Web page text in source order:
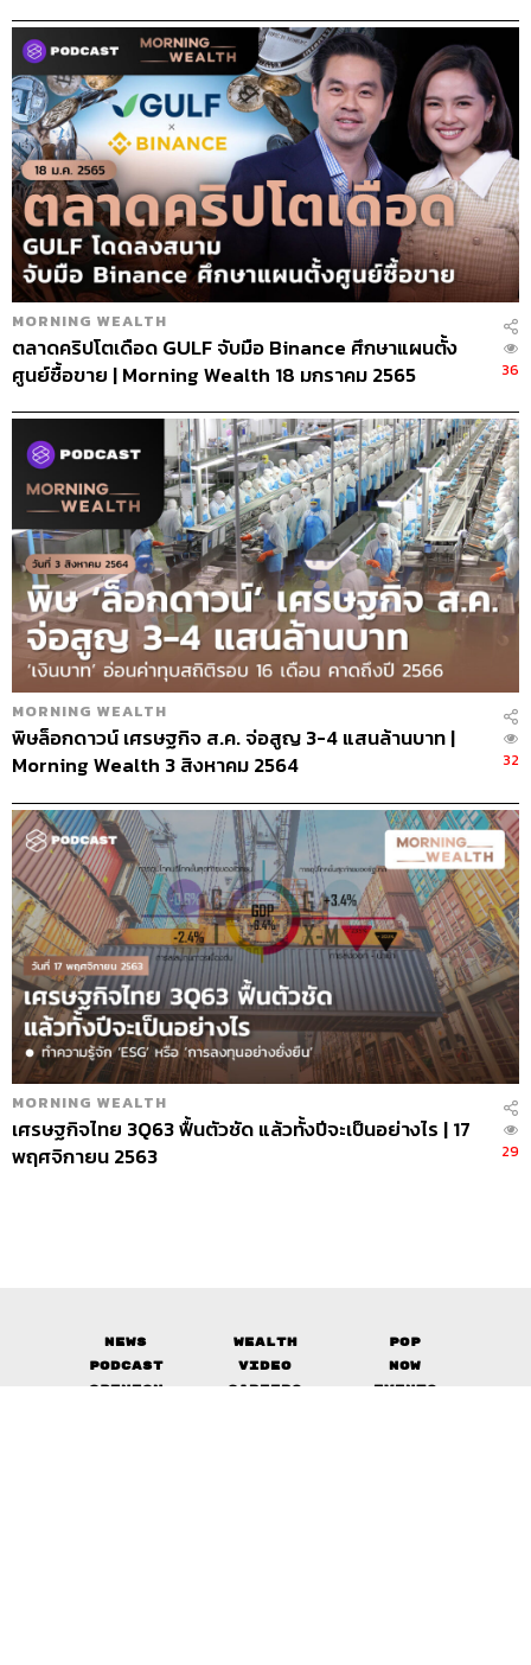
MORNING WEALTH
ตลาดคริปโตเดือด GULF จับมือ Binance ศึกษาแผนตั้ง
ศูนย์ซื้อขาย | Morning Wealth 18 มกราคม 2565
36
MORNING WEALTH
พิษล็อกดาวน์ เศรษฐกิจ ส.ค. จ่อสูญ 3-4 แสนล้านบาท |
Morning Wealth 3 สิงหาคม 2564
32
MORNING WEALTH
เศรษฐกิจไทย 3Q63 ฟื้นตัวชัด แล้วทั้งปีจะเป็นอย่างไร | 17
พฤศจิกายน 2563
29
News Wealth
Pop
Podcast
Video
Now
Opinion
Careers
Events